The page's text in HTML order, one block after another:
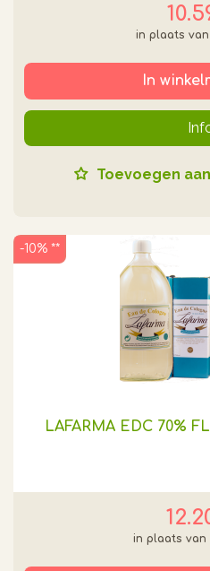
In
Toevoegen
LAFARMA EDC 70%
-10% **